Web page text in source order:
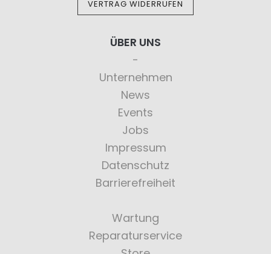
VERTRAG WIDERRUFEN
ÜBER UNS
Unternehmen
News
Events
Jobs
Impressum
Datenschutz
Barrierefreiheit
Wartung
Reparaturservice